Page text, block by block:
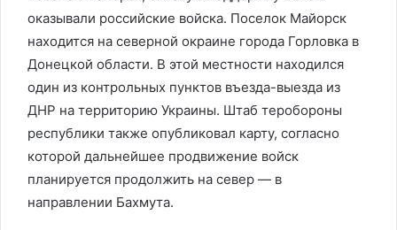
оказывали российские войска. Поселок Майорск
находится на северной окраине города Горловка в
Донецкой области. В этой местности находился
один из контрольных пунктов въезда-выезда из
ДНР на территорию Украины. Штаб теробороны
республики также опубликовал карту, согласно
которой дальнейшее продвижение войск
планируется продолжить на север — в
направлении Бахмута.